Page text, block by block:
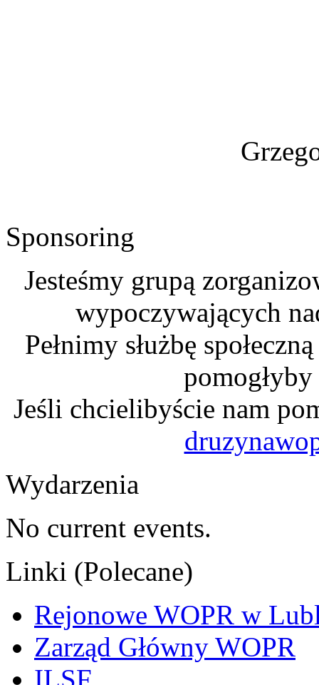
Sponsoring
Jesteśmy grupą
wypoczywających
Pełnimy służbę
Jeśli chcielibyście nam
Wydarzenia
No current events.
Linki (Polecane)
Rejonowe WOPR w
Zarząd Główny WOPR
ILSF